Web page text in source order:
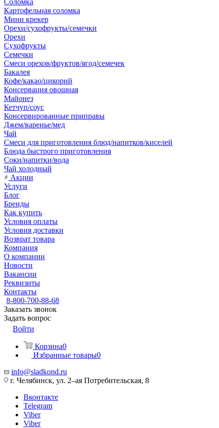
Соломка
Картофельная соломка
Мини крекер
Орехи/сухофрукты/семечки
Орехи
Сухофрукты
Семечки
Смеси орехов/фруктов/ягод/семечек
Бакалея
Кофе/какао/цикорий
Консервация овощная
Майонез
Кетчуп/соус
Консервированные приправы
Джем/варенье/мед
Чай
Смеси для приготовления блюд/напитков/киселей
Блюда быстрого приготовления
Соки/напитки/вода
Чай холодный
Акции
Услуги
Блог
Бренды
Как купить
Условия оплаты
Условия доставки
Возврат товара
Компания
О компании
Новости
Вакансии
Реквизиты
Контакты
8-800-700-88-68
Заказать звонок
Задать вопрос
Войти
Корзина0
Избранные товары0
info@sladkond.ru
г. Челябинск, ул. 2–ая Потребительская, 8
Вконтакте
Telegram
Viber
Viber